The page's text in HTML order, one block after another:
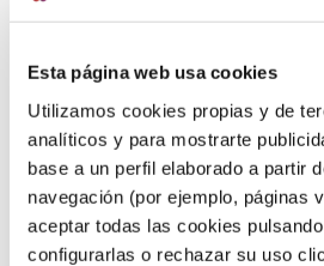
Esta página web usa cookies
Utilizamos cookies propias y de
analíticos y para mostrarte
base a un perfil elaborado a partir
navegación (por ejemplo, páginas
aceptar todas las cookies
configurarlas o rechazar su uso
Post